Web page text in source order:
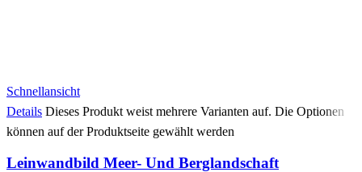
Schnellansicht
Details Dieses Produkt weist mehrere Varianten auf. Die Optionen
können auf der Produktseite gewählt werden
Leinwandbild Meer- Und Berglandschaft